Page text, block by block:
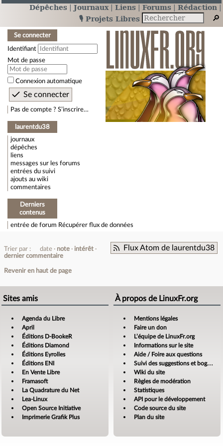
Dépêches Journaux Liens Forums
Rédaction
🎙️ Projets Libres
Se connecter
Identifiant
Mot de passe
Connexion automatique
Pas de compte ? S’inscrire…
laurentdu38
journaux
dépêches
liens
messages sur les forums
entrées du suivi
ajouts au wiki
commentaires
Derniers
contenus
entrée de forum Récupérer flux de données
Flux Atom de laurentdu38
Trier par : date note
intérêt
dernier commentaire
Revenir en haut de page
Sites amis
Agenda du Libre
April
Éditions D-BookeR
Éditions Diamond
Éditions Eyrolles
Éditions ENI
En Vente Libre
Framasoft
La Quadrature du Net
Lea-Linux
Open Source Initiative
Imprimerie Grafik Plus
À propos de LinuxFr.org
Mentions légales
Faire un don
L’équipe de LinuxFr.org
Informations sur le site
Aide / Foire aux questions
Suivi des suggestions et bogues
Wiki du site
Règles de modération
Statistiques
API pour le développement
Code source du site
Plan du site